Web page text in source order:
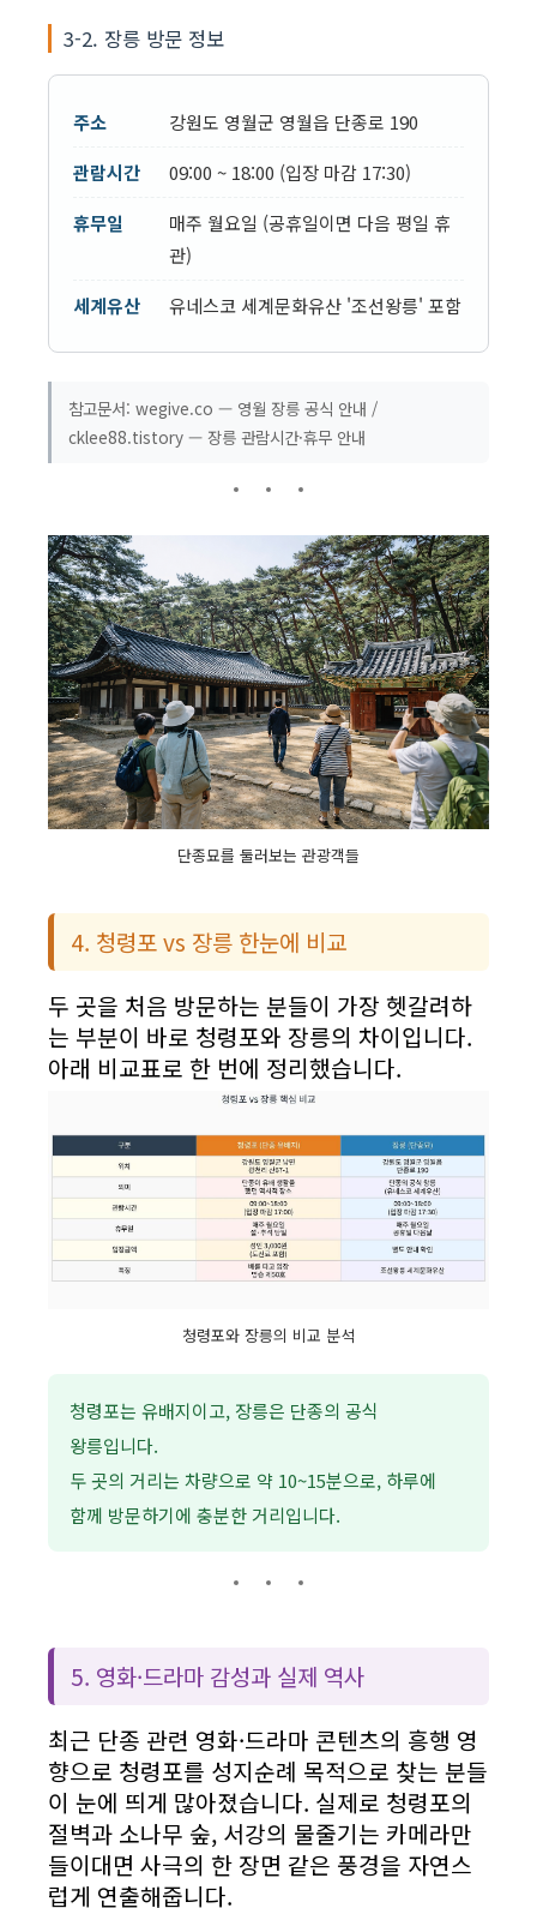
3-2. 장릉 방문 정보
주소
강원도 영월군 영월읍 단종로 190
관람시간
09:00 ~ 18:00 (입장 마감 17:30)
휴무일
매주 월요일 (공휴일이면 다음 평일 휴
관)
세계유산
유네스코 세계문화유산 '조선왕릉' 포함
참고문서: wegive.co — 영월 장릉 공식 안내 /
cklee88.tistory — 장릉 관람시간·휴무 안내
단종묘를 둘러보는 관광객들
4. 청령포 vs 장릉 한눈에 비교
두 곳을 처음 방문하는 분들이 가장 헷갈려하
는 부분이 바로 청령포와 장릉의 차이입니다.
아래 비교표로 한 번에 정리했습니다.
청령포와 장릉의 비교 분석
청령포는 유배지이고, 장릉은 단종의 공식
왕릉입니다.
두 곳의 거리는 차량으로 약 10~15분으로, 하루에
함께 방문하기에 충분한 거리입니다.
5. 영화·드라마 감성과 실제 역사
최근 단종 관련 영화·드라마 콘텐츠의 흥행 영
향으로 청령포를 성지순례 목적으로 찾는 분들
이 눈에 띄게 많아졌습니다. 실제로 청령포의
절벽과 소나무 숲, 서강의 물줄기는 카메라만
들이대면 사극의 한 장면 같은 풍경을 자연스
럽게 연출해줍니다.